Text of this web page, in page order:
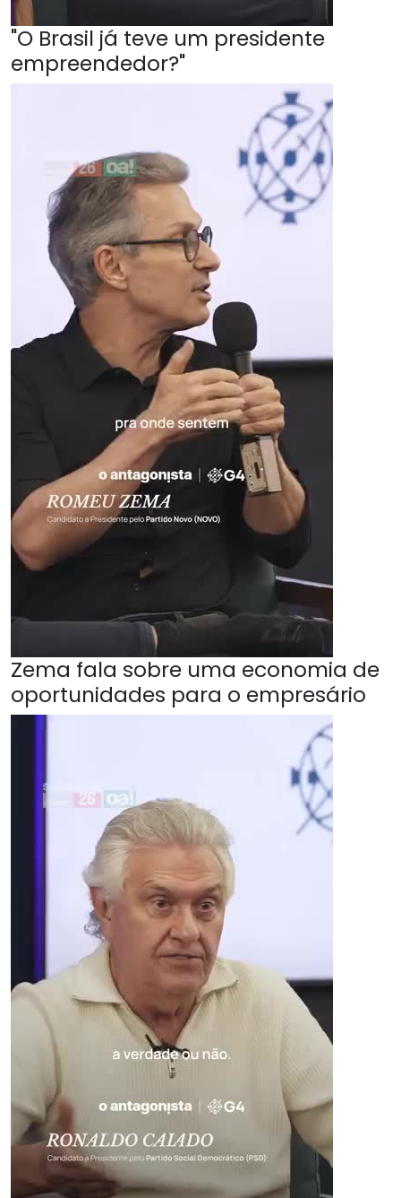
"O Brasil já teve um presidente
empreendedor?"
Zema fala sobre uma economia de
oportunidades para o empresário